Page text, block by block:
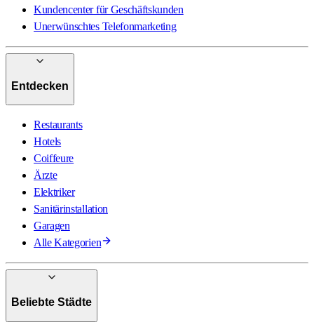
Kundencenter für Geschäftskunden
Unerwünschtes Telefonmarketing
Entdecken
Restaurants
Hotels
Coiffeure
Ärzte
Elektriker
Sanitärinstallation
Garagen
Alle Kategorien
Beliebte Städte